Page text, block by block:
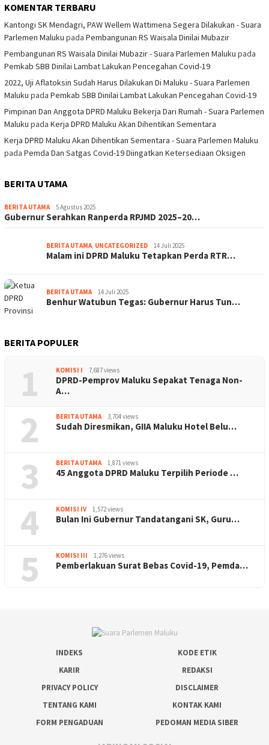
KOMENTAR TERBARU
Kantongi SK Mendagri, PAW Wellem Wattimena Segera Dilakukan - Suara
Parlemen Maluku pada Pembangunan RS Waisala Dinilai Mubazir
Pembangunan RS Waisala Dinilai Mubazir - Suara Parlemen Maluku pada
Pemkab SBB Dinilai Lambat Lakukan Pencegahan Covid-19
2022, Uji Aflatoksin Sudah Harus Dilakukan Di Maluku - Suara Parlemen
Maluku pada Pemkab SBB Dinilai Lambat Lakukan Pencegahan Covid-19
Pimpinan Dan Anggota DPRD Maluku Bekerja Dari Rumah - Suara Parlemen
Maluku pada Kerja DPRD Maluku Akan Dihentikan Sementara
Kerja DPRD Maluku Akan Dihentikan Sementara - Suara Parlemen Maluku
pada Pemda Dan Satgas Covid-19 Diingatkan Ketersediaan Oksigen
BERITA UTAMA
BERITA UTAMA 5 Agustus 2025
Gubernur Serahkan Ranperda RPJMD 2025–20…
BERITA UTAMA UNCATEGORIZED 14 Juli 2025
Malam ini DPRD Maluku Tetapkan Perda RTR…
BERITA UTAMA 14 Juli 2025
Benhur Watubun Tegas: Gubernur Harus Tun…
BERITA POPULER
1 KOMISI I 7,687 views
DPRD-Pemprov Maluku Sepakat Tenaga Non-
A…
2 BERITA UTAMA 3,704 views
Sudah Diresmikan, GIIA Maluku Hotel Belu…
3 BERITA UTAMA 1,871 views
45 Anggota DPRD Maluku Terpilih Periode …
4 KOMISI IV 1,572 views
Bulan Ini Gubernur Tandatangani SK, Guru…
5 KOMISI III 1,276 views
Pemberlakuan Surat Bebas Covid-19, Pemda…
INDEKS
KODE ETIK
KARIR
REDAKSI
PRIVACY POLICY
DISCLAIMER
TENTANG KAMI
KONTAK KAMI
FORM PENGADUAN
PEDOMAN MEDIA SIBER